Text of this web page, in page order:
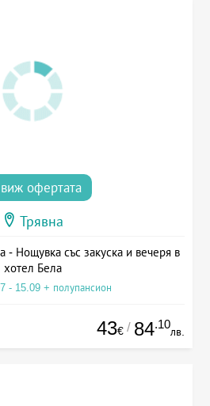
виж офертата
Трявна
- Нощувка със закуска и вечеря в
хотел Бела
- 15.09 + полупансион
43€ / 84.10
лв.